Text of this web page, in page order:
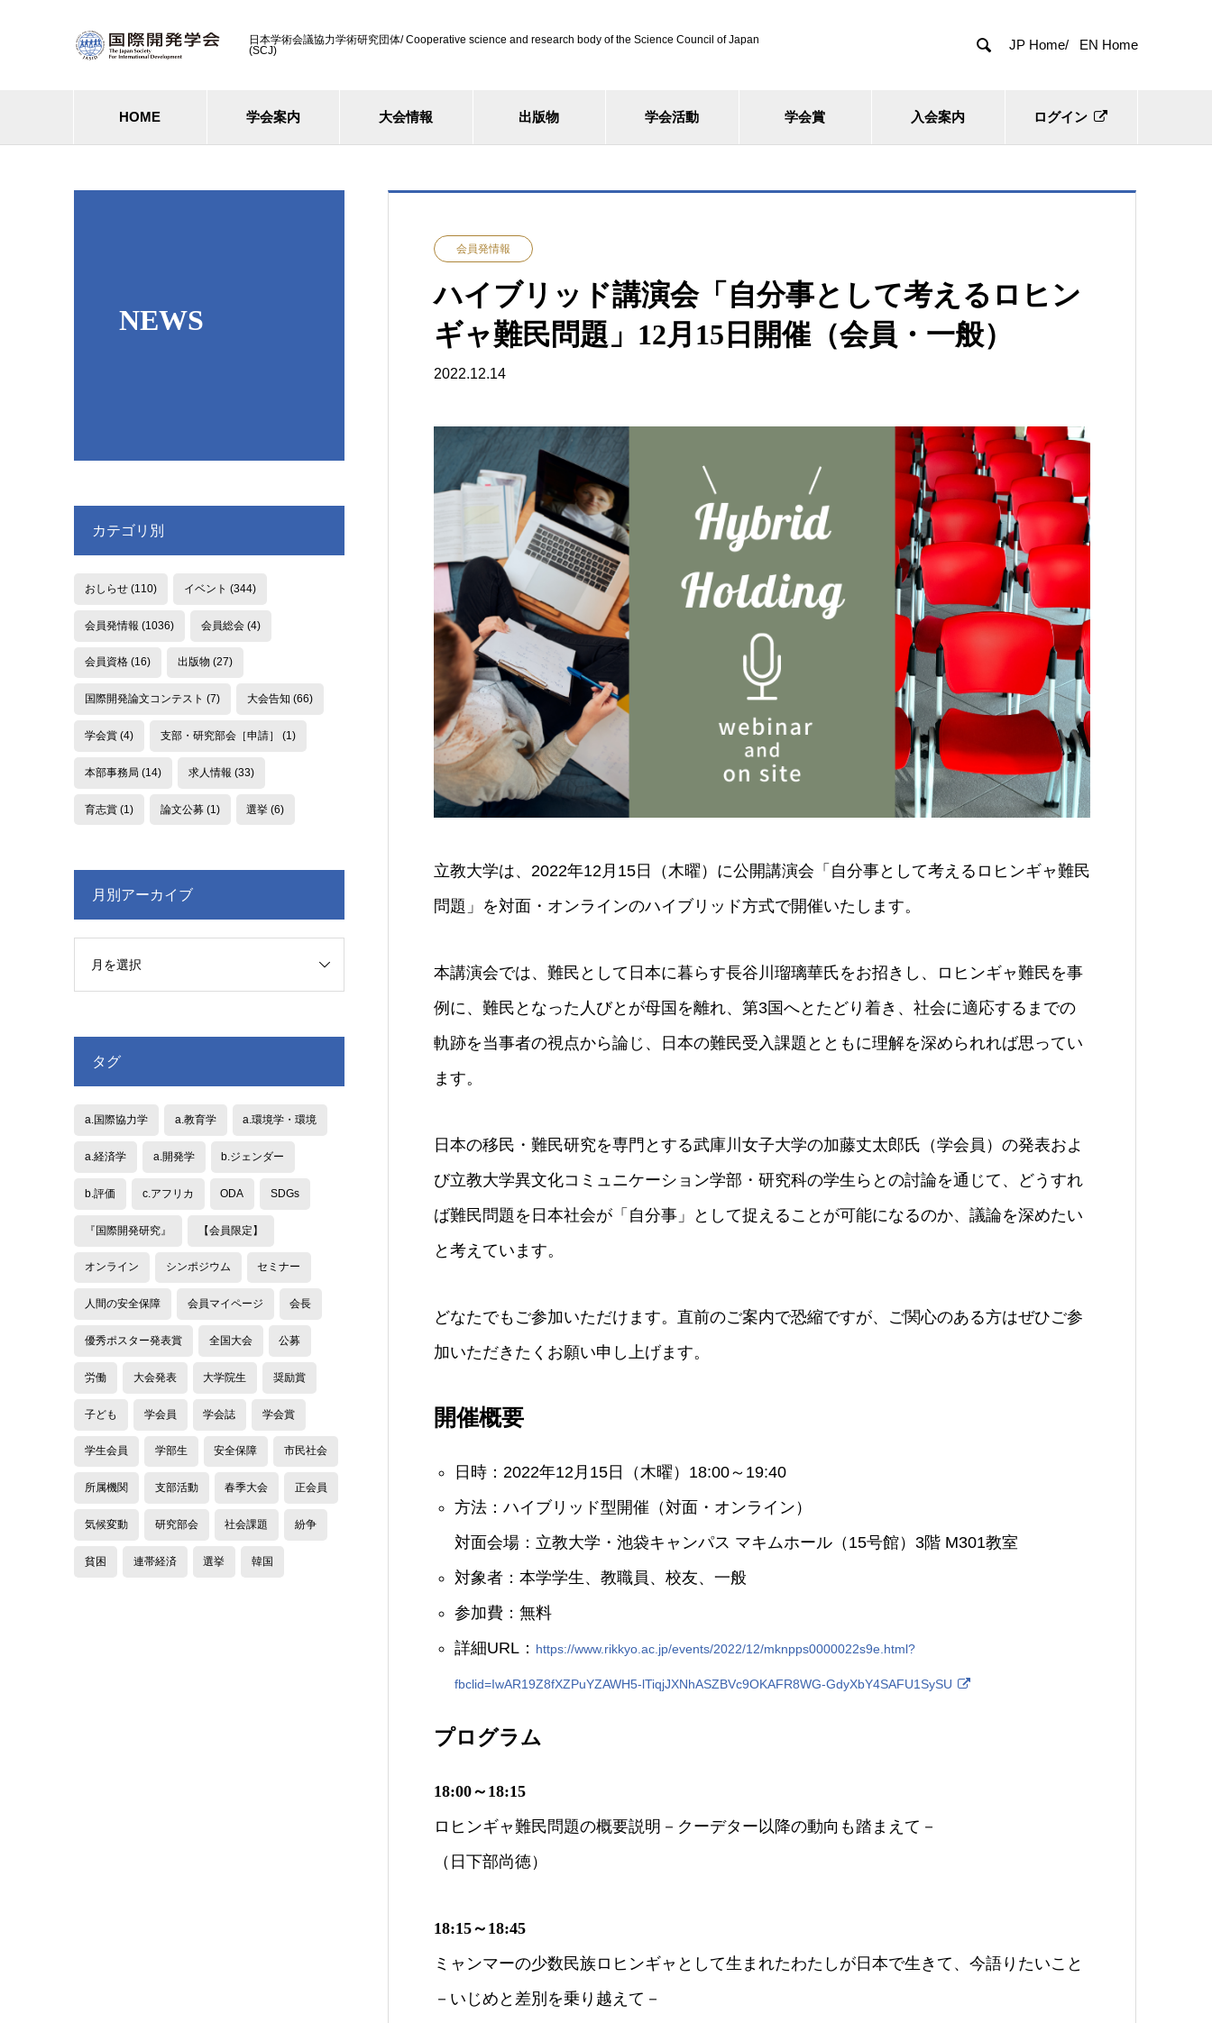
日本学術会議協力学術研究団体/ Cooperative science and research body of the Science Council of Japan
(SCJ)
 JP Home/ EN Home
HOME 学会案内 大会情報 出版物 学会活動 学会賞 入会案内 ログイン
NEWS
会員発情報
ハイブリッド講演会「自分事として考えるロヒン
ギャ難民問題」12月15日開催（会員・一般）
2022.12.14
立教大学は、2022年12月15日（木曜）に公開講演会「自分事として考えるロヒンギャ難民
問題」を対面・オンラインのハイブリッド方式で開催いたします。
本講演会では、難民として日本に暮らす長谷川瑠璃華氏をお招きし、ロヒンギャ難民を事
例に、難民となった人びとが母国を離れ、第3国へとたどり着き、社会に適応するまでの
軌跡を当事者の視点から論じ、日本の難民受入課題とともに理解を深められれば思ってい
ます。
日本の移民・難民研究を専門とする武庫川女子大学の加藤丈太郎氏（学会員）の発表およ
び立教大学異文化コミュニケーション学部・研究科の学生らとの討論を通じて、どうすれ
ば難民問題を日本社会が「自分事」として捉えることが可能になるのか、議論を深めたい
と考えています。
どなたでもご参加いただけます。直前のご案内で恐縮ですが、ご関心のある方はぜひご参
加いただきたくお願い申し上げます。
開催概要
日時：2022年12月15日（木曜）18:00～19:40
方法：ハイブリッド型開催（対面・オンライン）
対面会場：立教大学・池袋キャンパス マキムホール（15号館）3階 M301教室
対象者：本学学生、教職員、校友、一般
参加費：無料
詳細URL： https://www.rikkyo.ac.jp/events/2022/12/mknpps0000022s9e.html?
fbclid=IwAR19Z8fXZPuYZAWH5-lTiqjJXNhASZBVc9OKAFR8WG-GdyXbY4SAFU1SySU
プログラム
18:00～18:15
ロヒンギャ難民問題の概要説明－クーデター以降の動向も踏まえて－
（日下部尚徳）
18:15～18:45
ミャンマーの少数民族ロヒンギャとして生まれたわたしが日本で生きて、今語りたいこと
－いじめと差別を乗り越えて－
カテゴリ別
おしらせ(110) イベント (344)
会員発情報 (1036) 会員総会(4)
会員資格(16) 出版物 (27)
国際開発論文コンテスト (7) 大会告知 (66)
学会賞(4) 支部・研究部会［申請］ (1)
本部事務局 (14) 求人情報 (33)
育志賞(1) 論文公募(1) 選挙 (6)
月別アーカイブ
タグ
a.国際協力学 a.教育学 a.環境学・環境
a.経済学 a.開発学 b.ジェンダー
b.評価 c.アフリカ ODA SDGs
『国際開発研究』 【会員限定】
オンライン シンポジウム セミナー
人間の安全保障 会員マイページ 会長
優秀ポスター発表賞 全国大会 公募
労働 大会発表 大学院生 奨励賞
子ども 学会員 学会誌 学会賞
学生会員 学部生 安全保障 市民社会
所属機関 支部活動 春季大会 正会員
気候変動 研究部会 社会課題 紛争
貧困 連帯経済 選挙 韓国